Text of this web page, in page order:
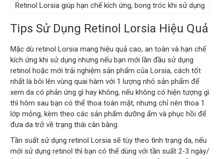
Retinol Lorsia giúp hạn chế kích ứng, bong tróc khi sử dụng
Tips Sử Dụng Retinol Lorsia Hiệu Quả
Mặc dù retinol Lorsia mang hiệu quả cao, an toàn và hạn chế
kích ứng khi sử dụng nhưng nếu bạn mới lần đầu sử dụng
retinol hoặc mới trải nghiệm sản phẩm của Lorsia, cách tốt
nhất là bôi lên vùng quai hàm với 1 lượng nhỏ sản phẩm để
xem da có phản ứng gì hay không, nếu không có hiện tượng gì
thì hôm sau bạn có thể thoa toàn mặt, nhưng chỉ nên thoa 1
lớp mỏng, kèm theo các sản phẩm dưỡng ẩm và phục hồi để
đưa da trở về trạng thái cân bằng.
Tần suất sử dụng retinol Lorsia sẽ tùy theo tình trạng da, nếu
mới sử dụng retinol thì bạn có thể dùng với tần suất 2-3 ngày/